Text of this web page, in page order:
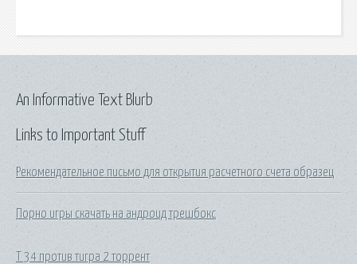
Links to Important Stuff
Рекомендательное письмо для открытия расчетного счета образец
Порно игры скачать на андроид трешбокс
Т 34 против тигра 2 торрент
An Informative Text Blurb